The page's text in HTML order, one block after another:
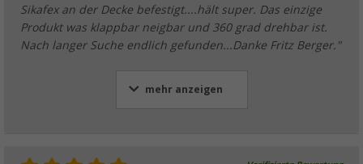
Sikafex an der Decke befestigt....hält super. Das einzige
Produkt was klappbar neigbar und 360 grad drehbar ist.
Nach langer Suche endlich gefunden...Danke Fritz Berger."
mehr anzeigen